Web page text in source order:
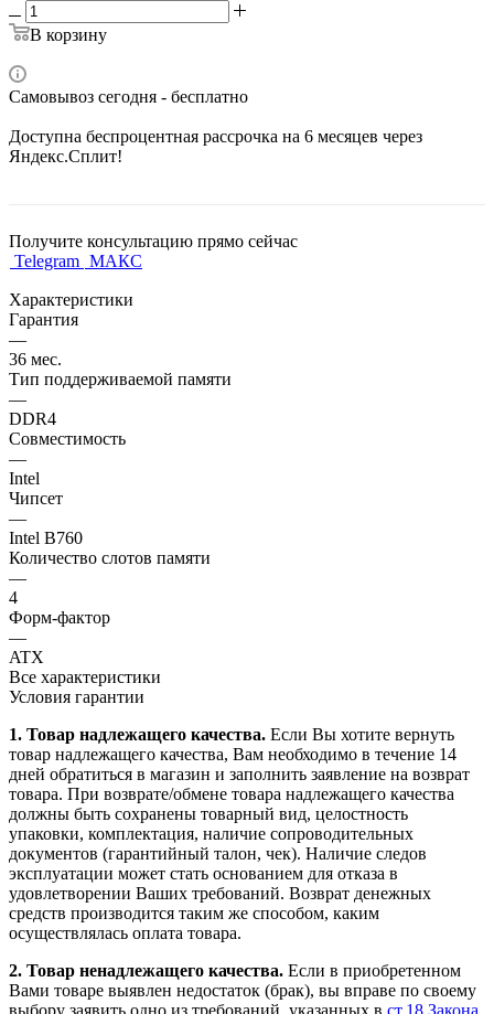
В корзину
Самовывоз сегодня - бесплатно
Доступна беспроцентная рассрочка на 6 месяцев через
Яндекс.Сплит!
Получите консультацию прямо сейчас
Telegram МАКС
Характеристики
Гарантия
—
36 мес.
Тип поддерживаемой памяти
—
DDR4
Совместимость
—
Intel
Чипсет
—
Intel B760
Количество слотов памяти
—
4
Форм-фактор
—
ATX
Все характеристики
Условия гарантии
1. Товар надлежащего качества. Если Вы хотите вернуть
товар надлежащего качества, Вам необходимо в течение 14
дней обратиться в магазин и заполнить заявление на возврат
товара. При возврате/обмене товара надлежащего качества
должны быть сохранены товарный вид, целостность
упаковки, комплектация, наличие сопроводительных
документов (гарантийный талон, чек). Наличие следов
эксплуатации может стать основанием для отказа в
удовлетворении Ваших требований. Возврат денежных
средств производится таким же способом, каким
осуществлялась оплата товара.
2. Товар ненадлежащего качества. Если в приобретенном
Вами товаре выявлен недостаток (брак), вы вправе по своему
выбору заявить одно из требований, указанных в ст.18 Закона